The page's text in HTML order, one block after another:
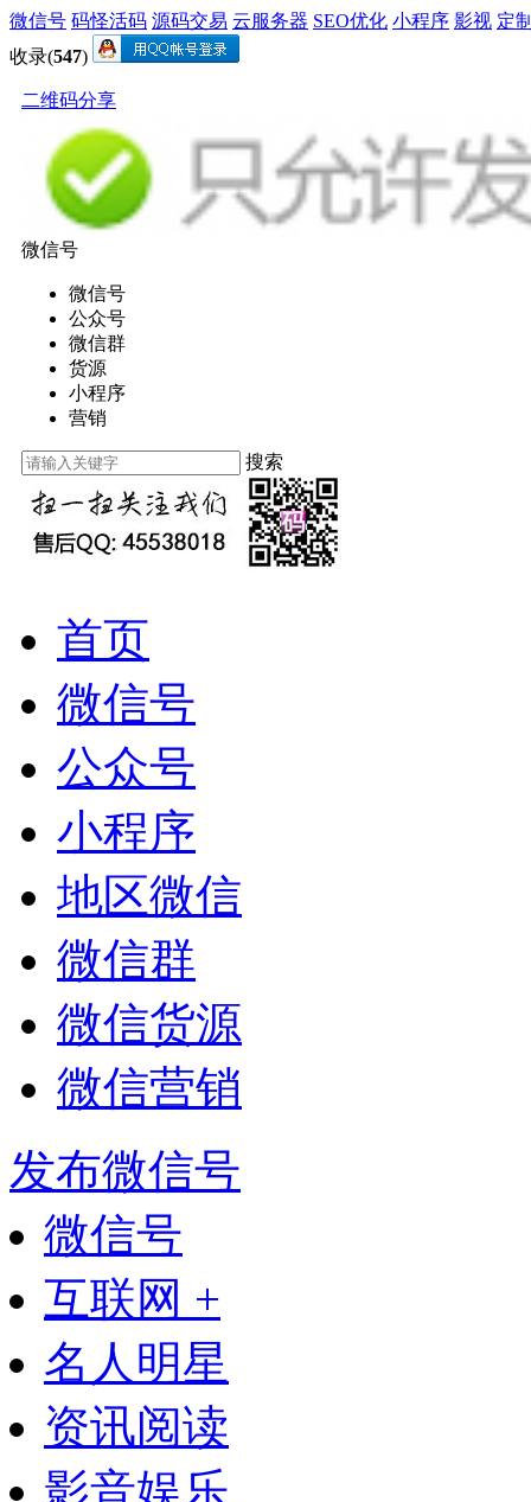
微信号 码怪活码 源码交易 云服务器 SEO优化 小程序 影视 定
收录(547)
二维码分享
微信号
微信号
公众号
微信群
货源
小程序
营销
搜索
首页
微信号
公众号
小程序
地区微信
微信群
微信货源
微信营销
发布微信号
微信号
互联网 +
名人明星
资讯阅读
影音娱乐